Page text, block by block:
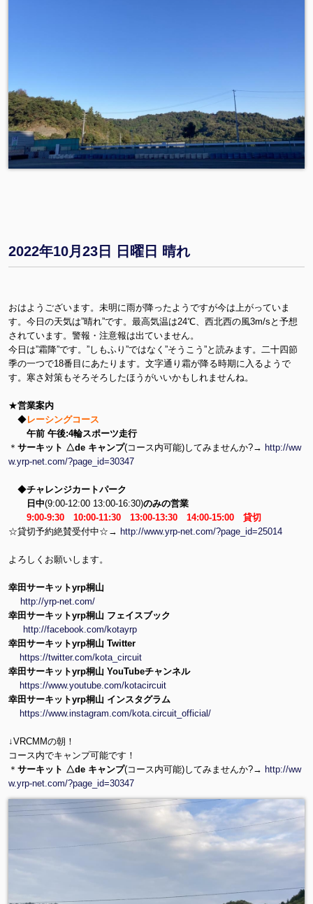
2022年10月23日 日曜日 晴れ
おはようございます。未明に雨が降ったようですが今は上がっていま
す。今日の天気は”晴れ”です。最高気温は24℃、西北西の風3m/sと予想
されています。警報・注意報は出ていません。
今日は”霜降”です。”しもふり”ではなく”そうこう”と読みます。二十四節
季の一つで18番目にあたります。文字通り霜が降る時期に入るようで
す。寒さ対策もそろそろしたほうがいいかもしれませんね。
★営業案内
◆レーシングコース
午前 午後:4輪スポーツ走行
＊ サーキット △de キャンプ(コース内可能)してみませんか?→ http://ww
w.yrp-net.com/?page_id=30347
◆チャレンジカートパーク
日中(9:00-12:00 13:00-16:30)のみの営業
9:00-9:30 10:00-11:30 13:00-13:30 14:00-15:00 貸切
☆貸切予約絶賛受付中☆→ http://www.yrp-net.com/?page_id=25014
よろしくお願いします。
幸田サーキットyrp桐山
http://yrp-net.com/
幸田サーキットyrp桐山 フェイスブック
http://facebook.com/kotayrp
幸田サーキットyrp桐山 Twitter
https://twitter.com/kota_circuit
幸田サーキットyrp桐山 YouTubeチャンネル
https://www.youtube.com/kotacircuit
幸田サーキットyrp桐山 インスタグラム
https://www.instagram.com/kota.circuit_official/
↓VRCMMの朝！
コース内でキャンプ可能です！
＊ サーキット △de キャンプ(コース内可能)してみませんか?→ http://ww
w.yrp-net.com/?page_id=30347